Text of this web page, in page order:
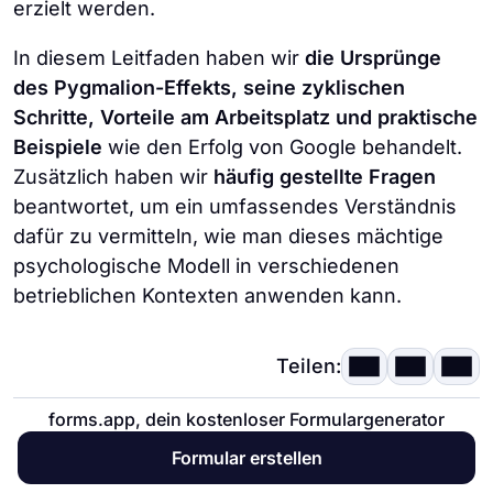
erzielt werden.
In diesem Leitfaden haben wir die Ursprünge
des Pygmalion-Effekts, seine zyklischen
Schritte, Vorteile am Arbeitsplatz und praktische
Beispiele wie den Erfolg von Google behandelt.
Zusätzlich haben wir häufig gestellte Fragen
beantwortet, um ein umfassendes Verständnis
dafür zu vermitteln, wie man dieses mächtige
psychologische Modell in verschiedenen
betrieblichen Kontexten anwenden kann.
Teilen:
Mitwirkende
Recherchiert & geschrieben von
forms.app, dein kostenloser Formulargenerator
Formular erstellen